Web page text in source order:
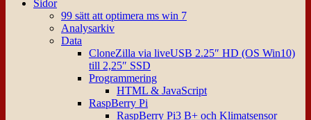
Sidor
99 sätt att optimera ms win 7
Analysarkiv
Data
CloneZilla via liveUSB 2.25″ HD (OS Win10)
till 2,25″ SSD
Programmering
HTML & JavaScript
RaspBerry Pi
RaspBerry Pi3 B+ och Klimatsensor